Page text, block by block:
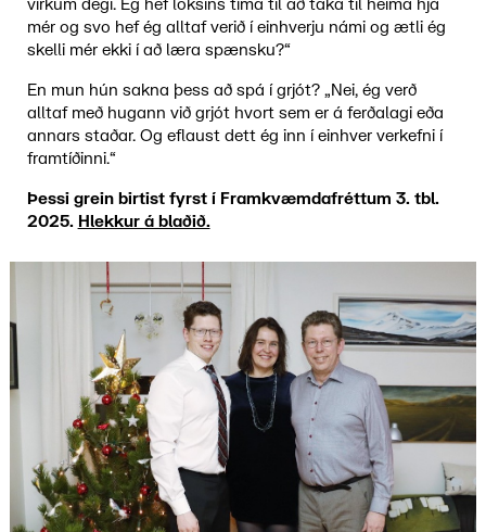
virkum degi. Ég hef loksins tíma til að taka til heima hjá
mér og svo hef ég alltaf verið í einhverju námi og ætli ég
skelli mér ekki í að læra spænsku?“
En mun hún sakna þess að spá í grjót? „Nei, ég verð
alltaf með hugann við grjót hvort sem er á ferðalagi eða
annars staðar. Og eflaust dett ég inn í einhver verkefni í
framtíðinni.“
Þessi grein birtist fyrst í Framkvæmdafréttum 3. tbl.
2025. Hlekkur á blaðið.